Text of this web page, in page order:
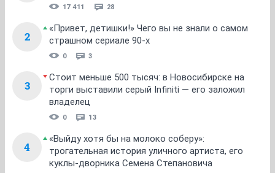
17 411 28
2
«Привет, детишки!» Чего вы не знали о самом
страшном сериале 90-х
0 3
3
Стоит меньше 500 тысяч: в Новосибирске на
торги выставили серый Infiniti — его заложил
владелец
0 13
4
«Выйду хотя бы на молоко соберу»:
трогательная история уличного артиста, его
куклы-дворника Семена Степановича